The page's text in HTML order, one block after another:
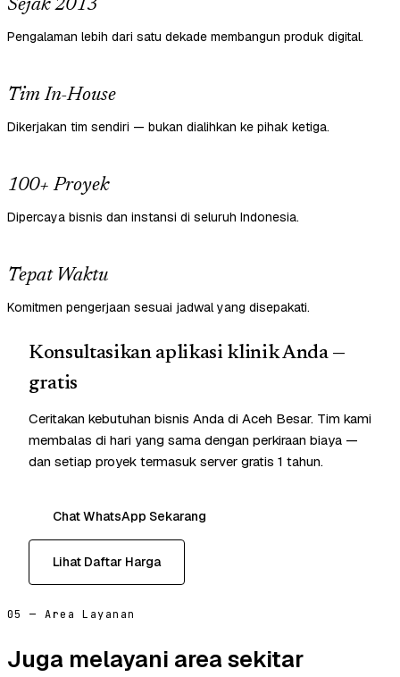
Sejak 2013
Pengalaman lebih dari satu dekade membangun produk digital.
Tim In-House
Dikerjakan tim sendiri — bukan dialihkan ke pihak ketiga.
100+ Proyek
Dipercaya bisnis dan instansi di seluruh Indonesia.
Tepat Waktu
Komitmen pengerjaan sesuai jadwal yang disepakati.
Konsultasikan aplikasi klinik Anda —
gratis
Ceritakan kebutuhan bisnis Anda di Aceh Besar. Tim kami
membalas di hari yang sama dengan perkiraan biaya —
dan setiap proyek termasuk server gratis 1 tahun.
Chat WhatsApp Sekarang
Lihat Daftar Harga
05 — Area Layanan
Juga melayani area sekitar